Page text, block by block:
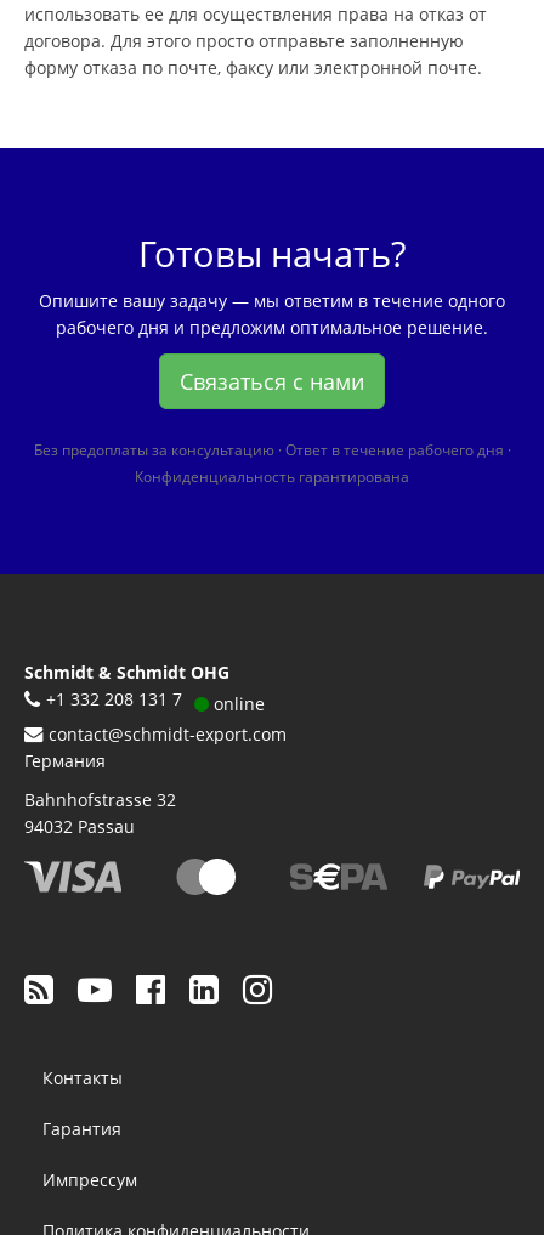
использовать ее для осуществления права на отказ от
договора. Для этого просто отправьте заполненную
форму отказа по почте, факсу или электронной почте.
Готовы начать?
Опишите вашу задачу — мы ответим в течение одного
рабочего дня и предложим оптимальное решение.
Связаться с нами
Без предоплаты за консультацию · Ответ в течение рабочего дня ·
Конфиденциальность гарантирована
Schmidt & Schmidt OHG
+1 332 208 131 7
online
contact@schmidt-export.com
Германия
Bahnhofstrasse 32
94032 Passau
menu
Контакты
Гарантия
Импрессум